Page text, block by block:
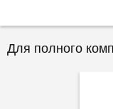
Для полного